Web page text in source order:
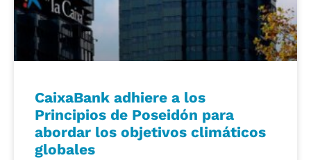
CaixaBank adhiere a los
Principios de Poseidón para
abordar los objetivos climáticos
globales